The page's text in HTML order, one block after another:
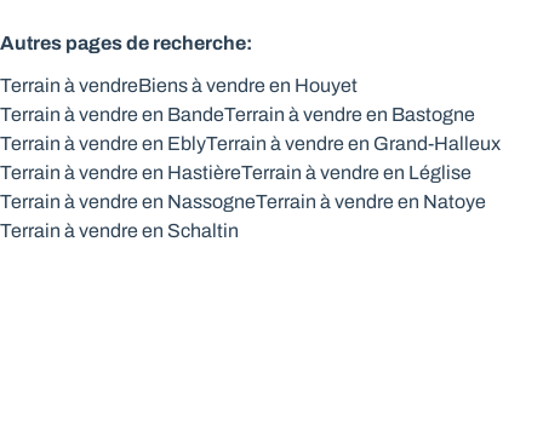
Autres pages de recherche:
Terrain à vendreBiens à vendre en Houyet
Terrain à vendre en BandeTerrain à vendre en Bastogne
Terrain à vendre en EblyTerrain à vendre en Grand-Halleux
Terrain à vendre en HastièreTerrain à vendre en Léglise
Terrain à vendre en NassogneTerrain à vendre en Natoye
Terrain à vendre en Schaltin